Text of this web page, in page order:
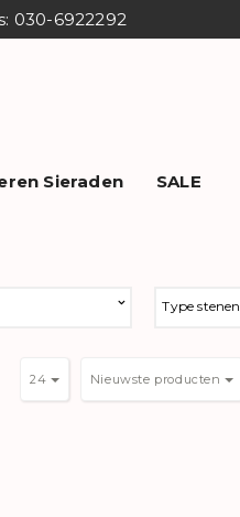
030-6922292
Sieraden SALE
Type stenen
Nieuwste producten
24